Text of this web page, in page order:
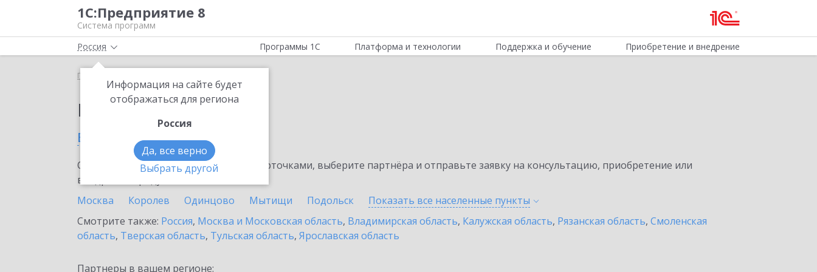
1С:Предприятие 8
Система программ
Россия
Информация на сайте будет
отображаться для региона
Россия
Да, все верно
Выбрать другой
Программы 1С Платформа и технологии Поддержка и обучение Приобретение и внедрение
Главная
Партнеры фирмы 1С
в Чехове
Ознакомьтесь с информационными карточками, выберите партнёра и отправьте заявку на консультацию, приобретение или
внедрение продукта.
Москва
Королев Одинцово Мытищи Подольск Показать все населенные пункты
Смотрите также: Россия, Москва и Московская область, Владимирская область, Калужская область, Рязанская область, Смоленская
область, Тверская область, Тульская область, Ярославская область
Партнеры в вашем регионе: